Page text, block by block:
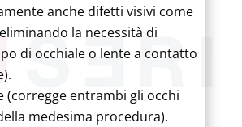
anche difetti visivi come
la necessità di
di occhiale o lente a contatto
(corregge entrambi gli occhi
medesima procedura).